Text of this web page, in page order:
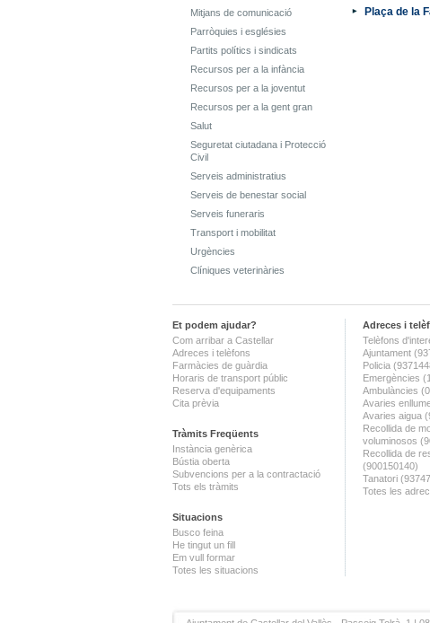
Mitjans de comunicació
Parròquies i esglésies
Partits polítics i sindicats
Recursos per a la infància
Recursos per a la joventut
Recursos per a la gent gran
Salut
Seguretat ciutadana i Protecció
Civil
Serveis administratius
Serveis de benestar social
Serveis funeraris
Transport i mobilitat
Urgències
Clíniques veterinàries
Plaça de la
Et podem ajudar?
Com arribar a Castellar
Adreces i telèfons
Farmàcies de guàrdia
Horaris de transport públic
Reserva d'equipaments
Cita prèvia
Tràmits Freqüents
Instància genèrica
Bústia oberta
Subvencions per a la contractació
Tots els tràmits
Situacions
Busco feina
He tingut un fill
Em vull formar
Totes les situacions
Adreces i
Telèfons
Ajuntament
Policia
Emergències
Ambulàncies
Avaries
Avaries aigua
Recollida de
voluminosos
Recollida de
(900150140)
Tanatori
Totes les